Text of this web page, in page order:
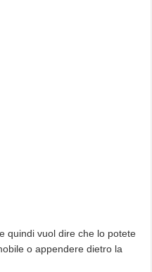
quindi vuol dire che lo potete
o appendere dietro la